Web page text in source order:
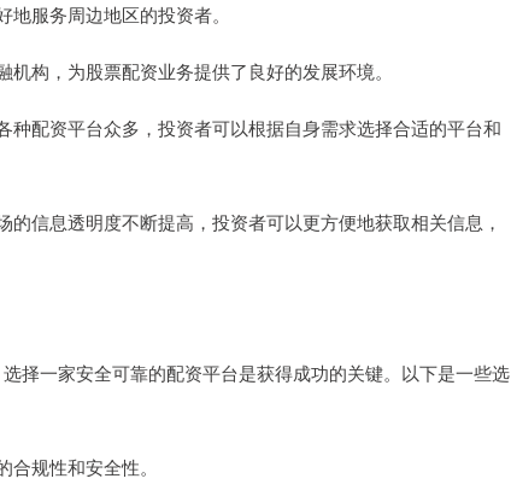
服务周边地区的投资者。
构，为股票配资业务提供了良好的发展环境。
配资平台众多，投资者可以根据自身需求选择合适的平台和
信息透明度不断提高，投资者可以更方便地获取相关信息，
择一家安全可靠的配资平台是获得成功的关键。以下是一些选
规性和安全性。